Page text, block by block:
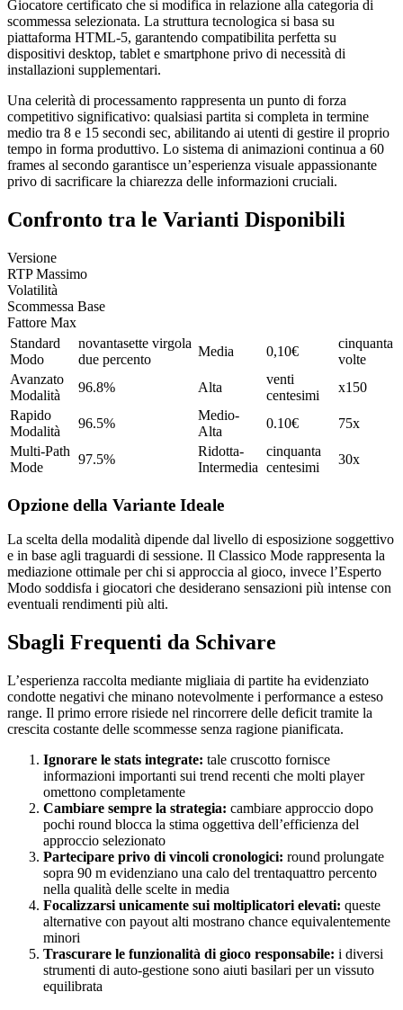
Giocatore certificato che si modifica in relazione alla categoria di
scommessa selezionata. La struttura tecnologica si basa su
piattaforma HTML-5, garantendo compatibilita perfetta su
dispositivi desktop, tablet e smartphone privo di necessità di
installazioni supplementari.
Una celerità di processamento rappresenta un punto di forza
competitivo significativo: qualsiasi partita si completa in termine
medio tra 8 e 15 secondi sec, abilitando ai utenti di gestire il proprio
tempo in forma produttivo. Lo sistema di animazioni continua a 60
frames al secondo garantisce un’esperienza visuale appassionante
privo di sacrificare la chiarezza delle informazioni cruciali.
Confronto tra le Varianti Disponibili
Versione
RTP Massimo
Volatilità
Scommessa Base
Fattore Max
Standard
Modo
novantasette virgola
due percento
Media 0,10€
cinquanta
volte
Avanzato
Modalità
96.8% Alta
venti
centesimi
x150
Rapido
Modalità
96.5%
Medio-
Alta
0.10€
75x
Multi-Path
Mode
97.5%
Ridotta-
Intermedia
cinquanta
centesimi
30x
Opzione della Variante Ideale
La scelta della modalità dipende dal livello di esposizione soggettivo
e in base agli traguardi di sessione. Il Classico Mode rappresenta la
mediazione ottimale per chi si approccia al gioco, invece l’Esperto
Modo soddisfa i giocatori che desiderano sensazioni più intense con
eventuali rendimenti più alti.
Sbagli Frequenti da Schivare
L’esperienza raccolta mediante migliaia di partite ha evidenziato
condotte negativi che minano notevolmente i performance a esteso
range. Il primo errore risiede nel rincorrere delle deficit tramite la
crescita costante delle scommesse senza ragione pianificata.
Ignorare le stats integrate: tale cruscotto fornisce
informazioni importanti sui trend recenti che molti player
omettono completamente
Cambiare sempre la strategia: cambiare approccio dopo
pochi round blocca la stima oggettiva dell’efficienza del
approccio selezionato
Partecipare privo di vincoli cronologici: round prolungate
sopra 90 m evidenziano una calo del trentaquattro percento
nella qualità delle scelte in media
Focalizzarsi unicamente sui moltiplicatori elevati: queste
alternative con payout alti mostrano chance equivalentemente
minori
Trascurare le funzionalità di gioco responsabile: i diversi
strumenti di auto-gestione sono aiuti basilari per un vissuto
equilibrata